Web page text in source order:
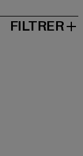
FILTRER